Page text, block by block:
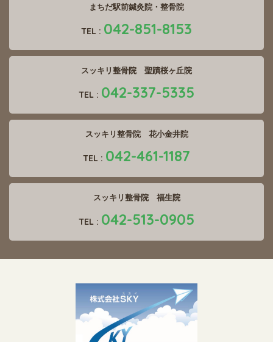
まちだ駅前鍼灸院・整骨院
TEL : 042-851-8153
スッキリ整骨院 聖蹟桜ヶ丘院
TEL : 042-337-5335
スッキリ整骨院 花小金井院
TEL : 042-461-1187
スッキリ整骨院 福生院
TEL : 042-513-0905